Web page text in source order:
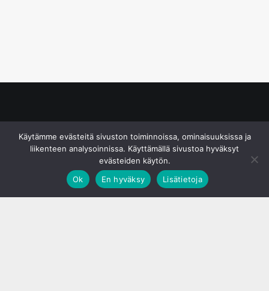
Käytämme evästeitä sivuston toiminnoissa, ominaisuuksissa ja
liikenteen analysoinnissa. Käyttämällä sivustoa hyväksyt
evästeiden käytön.
Ok
En hyväksy Lisätietoja